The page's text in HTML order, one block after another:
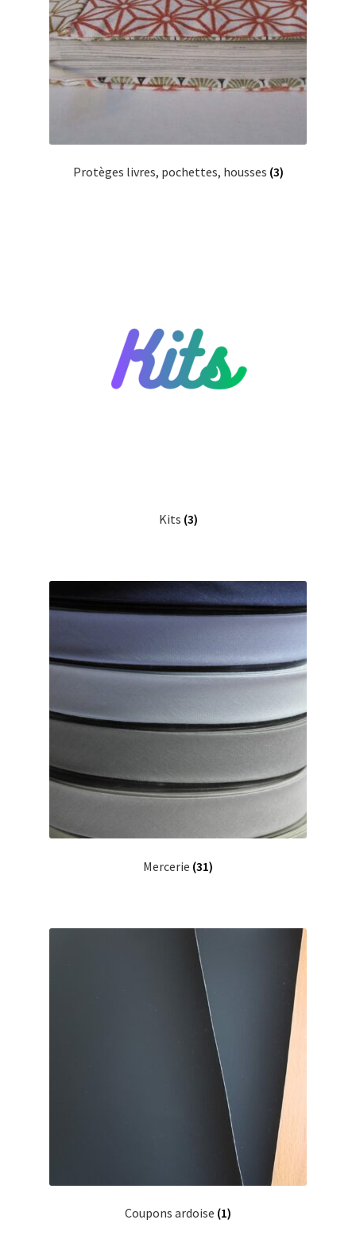
Protèges livres, pochettes, housses (3)
Kits (3)
Mercerie (31)
Coupons ardoise (1)